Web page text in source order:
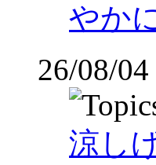
やか
26/08/04
涼し